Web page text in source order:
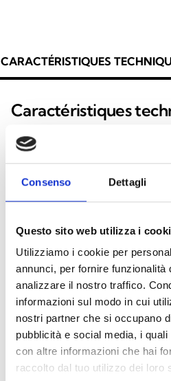
Consenso Dettagli
Questo sito web utilizza i
Utilizziamo i cookie per
annunci, per fornire funzionalità
analizzare il nostro traffico.
informazioni sul modo in cui
nostri partner che si occupano
pubblicità e social media, i
con altre informazioni che hai
raccolto dal tuo utilizzo dei loro
CARACTÉRISTIQUES
Caractéristiques
Montage enfichable sur la
Connexion via LAN
Ethernet 10/100 Base‑T
✓
Programmation et
contrôle de la centrale sur
IP avec le logiciel
✓